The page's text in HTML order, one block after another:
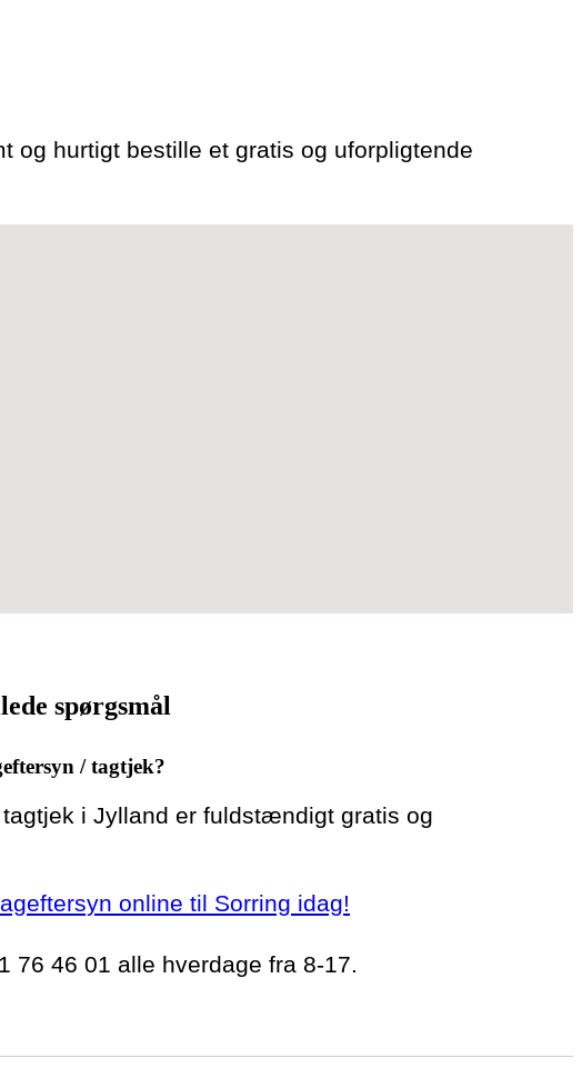
og hurtigt bestille et gratis og uforpligtende
spørgsmål
/ tagtjek?
i Jylland er fuldstændigt gratis og
online til Sorring idag!
76 46 01 alle hverdage fra 8-17.